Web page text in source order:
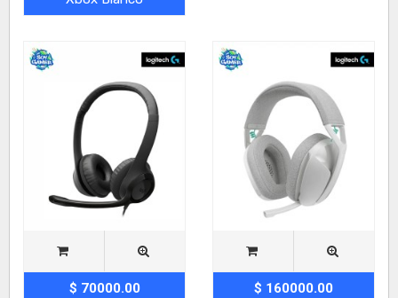
$ 70000.00 $ 160000.00